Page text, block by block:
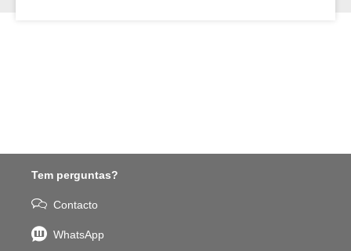
Tem perguntas?
Contacto
WhatsApp